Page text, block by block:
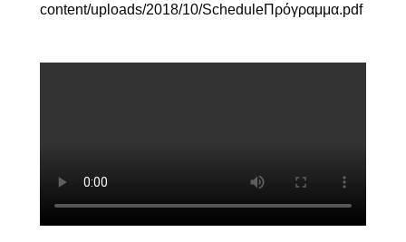
content/uploads/2018/10/ScheduleΠρόγραμμα.pdf